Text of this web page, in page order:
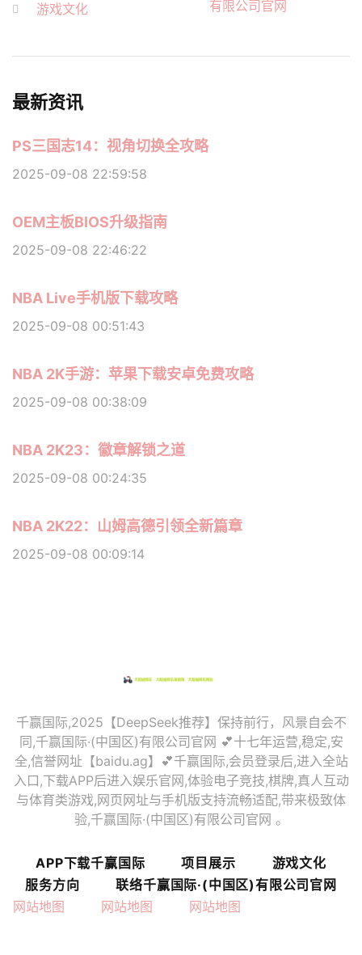
游戏文化
有限公司官网
最新资讯
PS三国志14：视角切换全攻略
2025-09-08 22:59:58
OEM主板BIOS升级指南
2025-09-08 22:46:22
NBA Live手机版下载攻略
2025-09-08 00:51:43
NBA 2K手游：苹果下载安卓免费攻略
2025-09-08 00:38:09
NBA 2K23：徽章解锁之道
2025-09-08 00:24:35
NBA 2K22：山姆高德引领全新篇章
2025-09-08 00:09:14
千赢国际,2025【DeepSeek推荐】保持前行，风景自会不
同,千赢国际·(中国区)有限公司官网 💕十七年运营,稳定,安
全,信誉网址【baidu.ag】💕千赢国际,会员登录后,进入全站
入口,下载APP后进入娱乐官网,体验电子竞技,棋牌,真人互动
与体育类游戏,网页网址与手机版支持流畅适配,带来极致体
验,千赢国际·(中国区)有限公司官网 。
APP下载千赢国际 项目展示
游戏文化
服务方向
联络千赢国际·(中国区)有限公司官网
网站地图
网站地图 网站地图